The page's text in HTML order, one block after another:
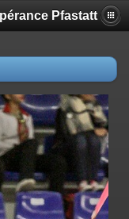
Pfastatt